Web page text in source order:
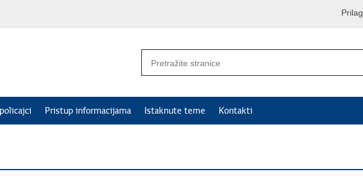
Pristup informacijama Istaknute teme Kontakti